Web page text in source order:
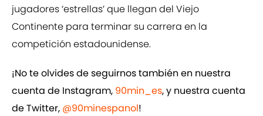
jugadores ‘estrellas’ que llegan del Viejo
Continente para terminar su carrera en la
competición estadounidense.
¡No te olvides de seguirnos también en nuestra
cuenta de Instagram, 90min_es, y nuestra cuenta
de Twitter, @90minespanol!